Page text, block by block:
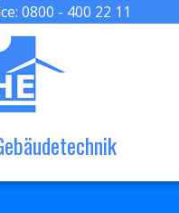
0800 - 400 22 11